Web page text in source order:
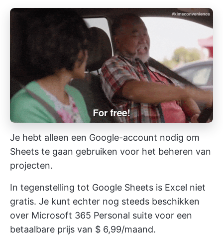
Je hebt alleen een Google-account nodig om
Sheets te gaan gebruiken voor het beheren van
projecten.
In tegenstelling tot Google Sheets is Excel niet
gratis. Je kunt echter nog steeds beschikken
over Microsoft 365 Personal suite voor een
betaalbare prijs van $ 6,99/maand.